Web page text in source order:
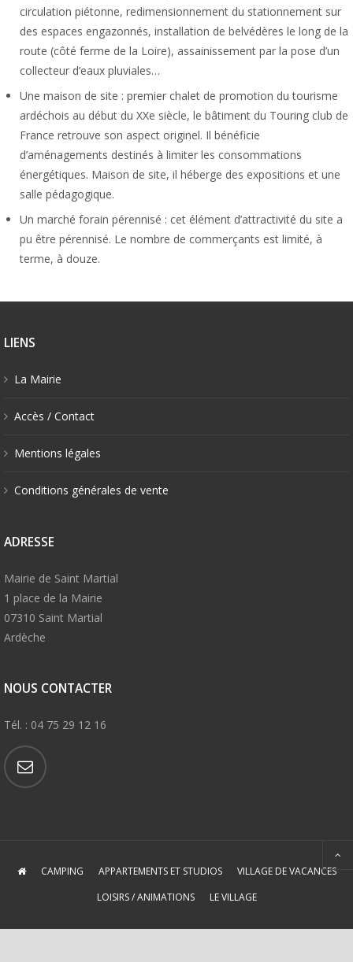
circulation piétonne, redimensionnement du stationnement sur
des espaces engazonnés, installation de belvédères le long de la
route (côté ferme de la Loire), assainissement par la pose d’un
collecteur d’eaux pluviales…
Une maison de site : premier chalet de promotion du tourisme
ardéchois au début du XXe siècle, le bâtiment du Touring club de
France retrouve son aspect originel. Il bénéficie
d’aménagements destinés à limiter les consommations
énergétiques. Maison de site, il héberge des expositions et une
salle pédagogique.
Un marché forain pérennisé : cet élément d’attractivité du site a
pu être pérennisé. Le nombre de commerçants est limité, à
terme, à douze.
LIENS
La Mairie
Accès / Contact
Mentions légales
Conditions générales de vente
ADRESSE
Mairie de Saint Martial
1 place de la Mairie
07310 Saint Martial
Ardèche
NOUS CONTACTER
Tél. : 04 75 29 12 16
CAMPING APPARTEMENTS ET STUDIOS
VILLAGE DE VACANCES
LOISIRS / ANIMATIONS
LE VILLAGE